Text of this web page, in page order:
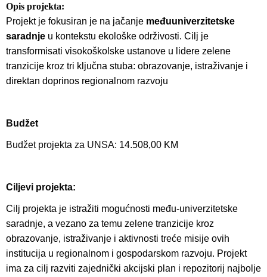
Opis projekta
Projekt je fokusiran je na jačanje međuuniverzitetske
saradnje u kontekstu ekološke održivosti. Cilj je
transformisati visokoškolske ustanove u lidere zelene
tranzicije kroz tri ključna stuba: obrazovanje, istraživanje i
direktan doprinos regionalnom razvoju
Budžet
Budžet projekta za UNSA: 14.508,00 KM
Ciljevi projekta:
Cilj projekta je istražiti mogućnosti među-univerzitetske
saradnje, a vezano za temu zelene tranzicije kroz
obrazovanje, istraživanje i aktivnosti treće misije ovih
institucija u regionalnom i gospodarskom razvoju. Projekt
ima za cilj razviti zajednički akcijski plan i repozitorij najbolje